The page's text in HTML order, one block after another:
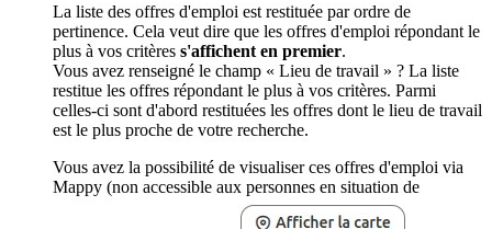
La liste des offres d'emploi est restituée par ordre de
pertinence. Cela veut dire que les offres d'emploi répondant le
plus à vos critères s'affichent en premier.
Vous avez renseigné le champ « Lieu de travail » ? La liste
restitue les offres répondant le plus à vos critères. Parmi
celles-ci sont d'abord restituées les offres dont le lieu de travail
est le plus proche de votre recherche.
Vous avez la possibilité de visualiser ces offres d'emploi via
Mappy (non accessible aux personnes en situation de